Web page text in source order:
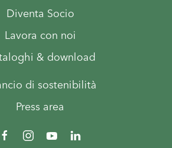
Diventa Socio
Lavora con noi
& download
di sostenibilità
Press area